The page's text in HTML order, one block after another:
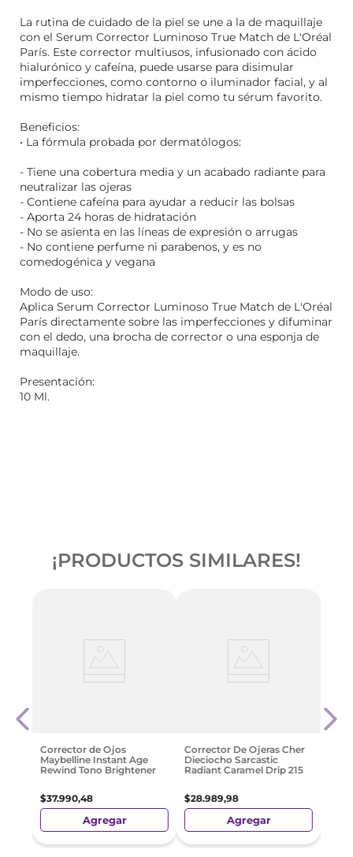
La rutina de cuidado de la piel se une a la de maquillaje
con el Serum Corrector Luminoso True Match de L'Oréal
París. Este corrector multiusos, infusionado con ácido
hialurónico y cafeína, puede usarse para disimular
imperfecciones, como contorno o iluminador facial, y al
mismo tiempo hidratar la piel como tu sérum favorito.
Beneficios:
• La fórmula probada por dermatólogos:
- Tiene una cobertura media y un acabado radiante para
neutralizar las ojeras
- Contiene cafeína para ayudar a reducir las bolsas
- Aporta 24 horas de hidratación
- No se asienta en las líneas de expresión o arrugas
- No contiene perfume ni parabenos, y es no
comedogénica y vegana
Modo de uso:
Aplica Serum Corrector Luminoso True Match de L'Oréal
París directamente sobre las imperfecciones y difuminar
con el dedo, una brocha de corrector o una esponja de
maquillaje.
Presentación:
10 Ml.
¡PRODUCTOS SIMILARES!
Corrector de Ojos
Maybelline Instant Age
Rewind Tono Brightener
$37.990,48
Agregar
Corrector De Ojeras Cher
Dieciocho Sarcastic
Radiant Caramel Drip 215
$28.989,98
Agregar
20